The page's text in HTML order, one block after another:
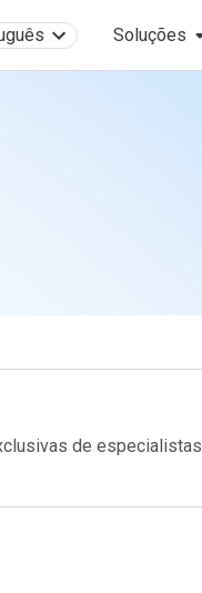
Soluções
de especialistas